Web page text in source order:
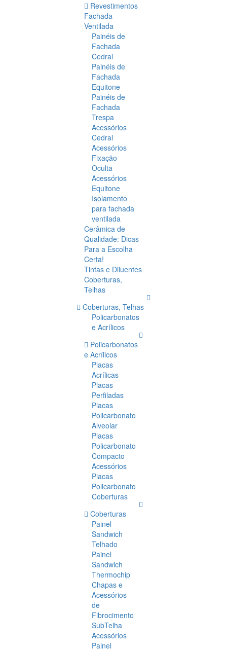
Revestimentos
Fachada
Ventilada
Painéis de
Fachada
Cedral
Painéis de
Fachada
Equitone
Painéis de
Fachada
Trespa
Acessórios
Cedral
Acessórios
Fixação
Oculta
Acessórios
Equitone
Isolamento
para fachada
ventilada
Cerâmica de
Qualidade: Dicas
Para a Escolha
Certa!
Tintas e Diluentes
Coberturas,
Telhas
Coberturas, Telhas
Policarbonatos
e Acrílicos
Policarbonatos
e Acrílicos
Placas
Acrílicas
Placas
Perfiladas
Placas
Policarbonato
Alveolar
Placas
Policarbonato
Compacto
Acessórios
Placas
Policarbonato
Coberturas
Coberturas
Painel
Sandwich
Telhado
Painel
Sandwich
Thermochip
Chapas e
Acessórios
de
Fibrocimento
SubTelha
Acessórios
Painel